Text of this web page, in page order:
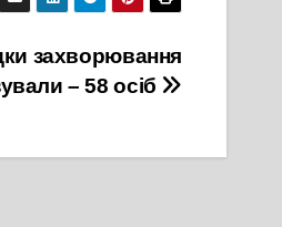
захворювання
– 58 осіб